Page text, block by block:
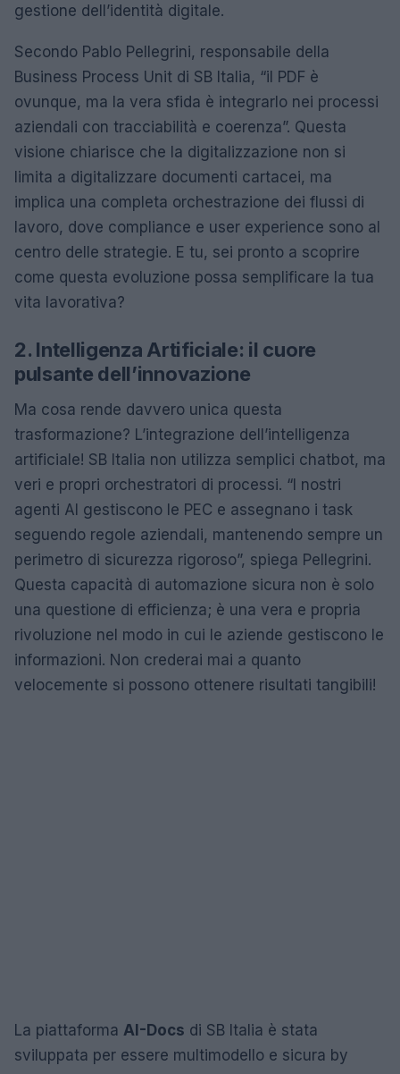
gestione dell’identità digitale.
Secondo Pablo Pellegrini, responsabile della
Business Process Unit di SB Italia, “il PDF è
ovunque, ma la vera sfida è integrarlo nei processi
aziendali con tracciabilità e coerenza”. Questa
visione chiarisce che la digitalizzazione non si
limita a digitalizzare documenti cartacei, ma
implica una completa orchestrazione dei flussi di
lavoro, dove compliance e user experience sono al
centro delle strategie. E tu, sei pronto a scoprire
come questa evoluzione possa semplificare la tua
vita lavorativa?
2. Intelligenza Artificiale: il cuore
pulsante dell’innovazione
Ma cosa rende davvero unica questa
trasformazione? L’integrazione dell’intelligenza
artificiale! SB Italia non utilizza semplici chatbot, ma
veri e propri orchestratori di processi. “I nostri
agenti AI gestiscono le PEC e assegnano i task
seguendo regole aziendali, mantenendo sempre un
perimetro di sicurezza rigoroso”, spiega Pellegrini.
Questa capacità di automazione sicura non è solo
una questione di efficienza; è una vera e propria
rivoluzione nel modo in cui le aziende gestiscono le
informazioni. Non crederai mai a quanto
velocemente si possono ottenere risultati tangibili!
La piattaforma AI-Docs di SB Italia è stata
sviluppata per essere multimodello e sicura by